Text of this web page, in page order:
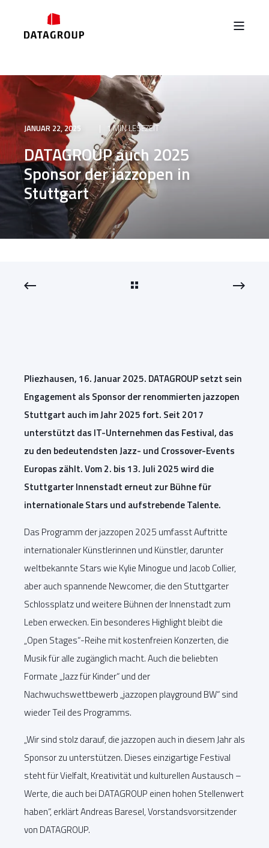
JANUAR 22, 2025 1 MIN LESEZEIT
DATAGROUP auch 2025
Sponsor der jazzopen in
Stuttgart
Pliezhausen, 16. Januar 2025. DATAGROUP setzt sein
Engagement als Sponsor der renommierten jazzopen
Stuttgart auch im Jahr 2025 fort. Seit 2017
unterstützt das IT-Unternehmen das Festival, das
zu den bedeutendsten Jazz- und Crossover-Events
Europas zählt. Vom 2. bis 13. Juli 2025 wird die
Stuttgarter Innenstadt erneut zur Bühne für
internationale Stars und aufstrebende Talente.
Das Programm der jazzopen 2025 umfasst Auftritte
internationaler Künstlerinnen und Künstler, darunter
weltbekannte Stars wie Kylie Minogue und Jacob Collier,
aber auch spannende Newcomer, die den Stuttgarter
Schlossplatz und weitere Bühnen der Innenstadt zum
Leben erwecken. Ein besonderes Highlight bleibt die
„Open Stages“-Reihe mit kostenfreien Konzerten, die
Musik für alle zugänglich macht. Auch die beliebten
Formate „Jazz für Kinder“ und der
Nachwuchswettbewerb „jazzopen playground BW“ sind
wieder Teil des Programms.
„Wir sind stolz darauf, die jazzopen auch in diesem Jahr als
Sponsor zu unterstützen. Dieses einzigartige Festival
steht für Vielfalt, Kreativität und kulturellen Austausch –
Werte, die auch bei DATAGROUP einen hohen Stellenwert
haben“, erklärt Andreas Baresel, Vorstandsvorsitzender
von DATAGROUP.